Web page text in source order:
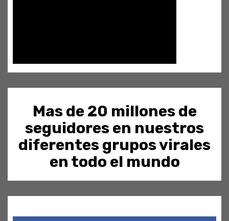
Mas de 20 millones de
seguidores en nuestros
diferentes grupos virales
en todo el mundo